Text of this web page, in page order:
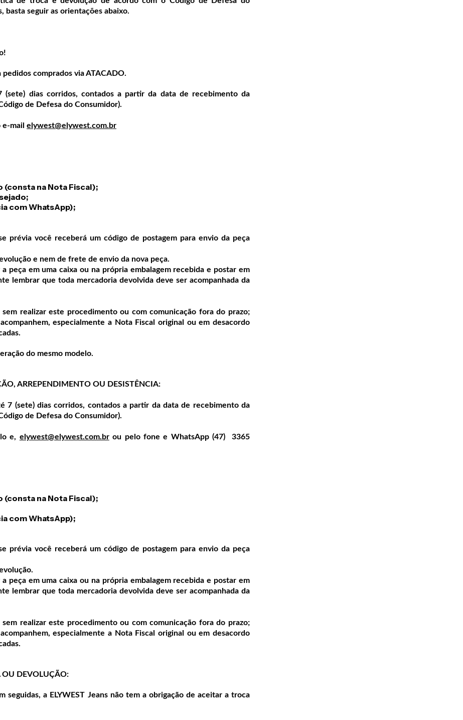
basta seguir as orientações abaixo.
comprados via ATACADO.
dias corridos, contados a partir da data de recebimento da
de Defesa do Consumidor).
mail elywest@elywest.com.br
na Nota Fiscal);
com WhatsApp);
prévia você receberá um código de postagem para envio da peça
e nem de frete de envio da nova peça.
peça em uma caixa ou na própria embalagem recebida e postar em
lembrar que toda mercadoria devolvida deve ser acompanhada da
realizar este procedimento ou com comunicação fora do prazo;
especialmente a Nota Fiscal original ou em desacordo
do mesmo modelo.
ARREPENDIMENTO OU DESISTÊNCIA:
7 (sete) dias corridos, contados a partir da data de recebimento da
de Defesa do Consumidor).
e, elywest@elywest.com.brou pelo fone e WhatsApp (47) 3365
na Nota Fiscal);
com WhatsApp);
prévia você receberá um código de postagem para envio da peça
peça em uma caixa ou na própria embalagem recebida e postar em
lembrar que toda mercadoria devolvida deve ser acompanhada da
realizar este procedimento ou com comunicação fora do prazo;
especialmente a Nota Fiscal original ou em desacordo
DEVOLUÇÃO:
seguidas, a ELYWEST Jeans não tem a obrigação de aceitar a troca